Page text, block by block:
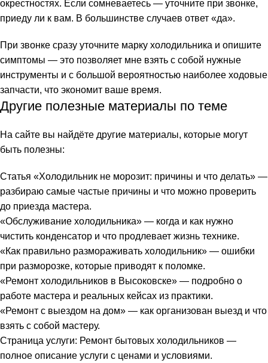
окрестностях. Если сомневаетесь — уточните при звонке,
приеду ли к вам. В большинстве случаев ответ «да».
При звонке сразу уточните марку холодильника и опишите
симптомы — это позволяет мне взять с собой нужные
инструменты и с большой вероятностью наиболее ходовые
запчасти, что экономит ваше время.
Другие полезные материалы по теме
На сайте вы найдёте другие материалы, которые могут
быть полезны:
Статья «Холодильник не морозит: причины и что делать» —
разбираю самые частые причины и что можно проверить
до приезда мастера.
«Обслуживание холодильника» — когда и как нужно
чистить конденсатор и что продлевает жизнь технике.
«Как правильно размораживать холодильник» — ошибки
при разморозке, которые приводят к поломке.
«Ремонт холодильников в Высоковске» — подробно о
работе мастера и реальных кейсах из практики.
«Ремонт с выездом на дом» — как организован выезд и что
взять с собой мастеру.
Страница услуги: Ремонт бытовых холодильников —
полное описание услуги с ценами и условиями.